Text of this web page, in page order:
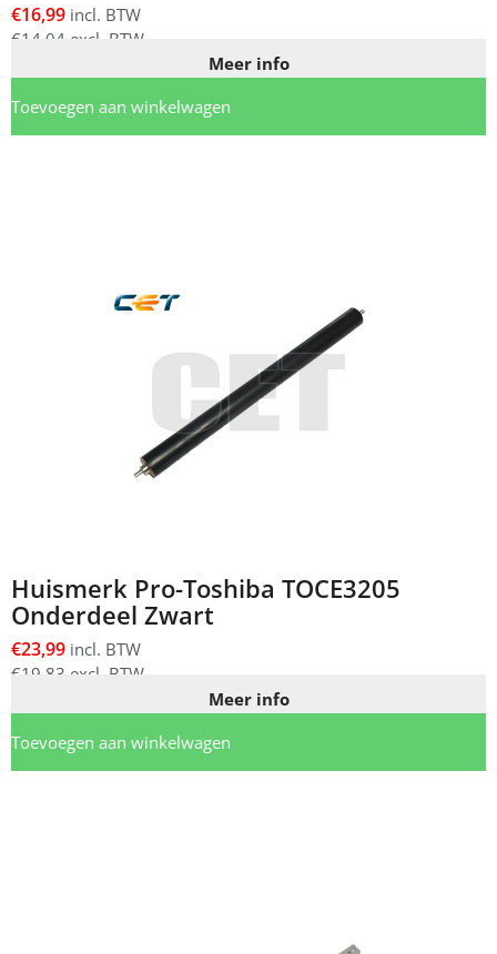
€16,99 incl. BTW
€14,04 excl. BTW
Meer info
Toevoegen aan winkelwagen
Huismerk Pro-Toshiba TOCE3205
Onderdeel Zwart
€23,99 incl. BTW
€19,83 excl. BTW
Meer info
Toevoegen aan winkelwagen